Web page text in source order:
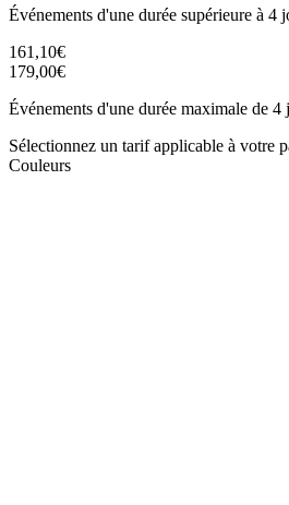
Événements d'une durée supérieure à 4
161,10€
179,00€
Événements d'une durée maximale de 4
Sélectionnez un tarif applicable à votre
Couleurs